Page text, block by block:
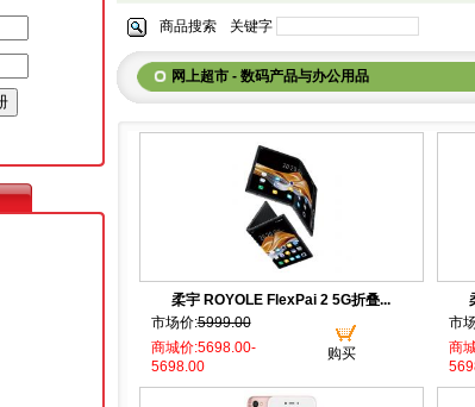
商品搜索 关键字
网上超市 - 数码产品与办公用品
柔宇 ROYOLE FlexPai 2 5G折叠...
市场价:5999.00
购买
商城价:5698.00-
5698.00
市
商